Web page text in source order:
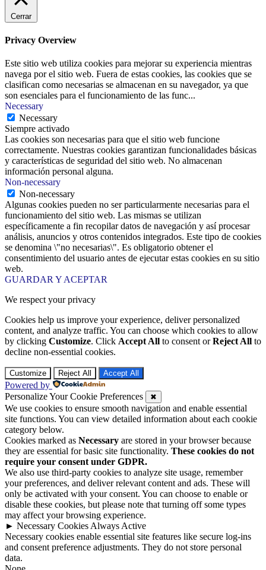
Cerrar
Privacy Overview
Este sitio web utiliza cookies para mejorar su experiencia mientras
navega por el sitio web. Fuera de estas cookies, las cookies que se
clasifican como necesarias se almacenan en su navegador, ya que
son esenciales para el funcionamiento de las func...
Necessary
Necessary
Siempre activado
Las cookies son necesarias para que el sitio web funcione
correctamente. Nuestras cookies garantizan funcionalidades básicas
y características de seguridad del sitio web. No almacenan
información personal alguna.
Non-necessary
Non-necessary
Algunas cookies pueden no ser particularmente necesarias para el
funcionamiento del sitio web. Las mismas se utilizan
específicamente a fin recopilar datos de navegación y así procesar
análisis, anuncios y otros contenidos integrados. Este tipo de cookies
se denomina \"no necesarias\". Es obligatorio obtener el
consentimiento del usuario antes de ejecutar estas cookies en su sitio
web.
GUARDAR Y ACEPTAR
We respect your privacy
Cookies help us improve your experience, deliver personalized
content, and analyze traffic. You can choose which cookies to allow
by clicking Customize. Click Accept All to consent orReject All to
decline non-essential cookies.
Customize Reject All Accept All
Powered by
Personalize Your Cookie Preferences
✖
We use cookies to ensure smooth navigation and enable essential
site functions. You can view detailed information about each cookie
category below.
Cookies marked as Necessary are stored in your browser because
they are essential for basic site functionality. These cookies do not
require your consent under GDPR.
We also use third-party cookies to analyze site usage, remember
your preferences, and deliver relevant content and ads. These will
only be activated with your consent. You can choose to enable or
disable these cookies, but please note that turning off some types
may affect your browsing experience.
► Necessary Cookies Always Active
Necessary cookies enable essential site features like secure log-ins
and consent preference adjustments. They do not store personal
data.